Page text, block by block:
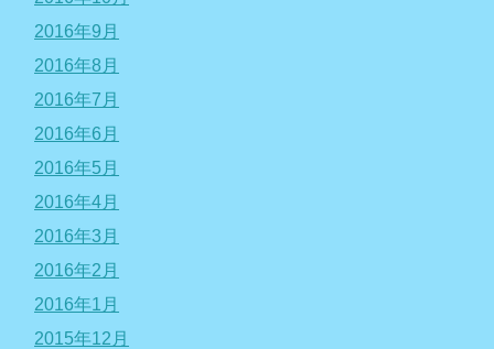
2016年9月
2016年8月
2016年7月
2016年6月
2016年5月
2016年4月
2016年3月
2016年2月
2016年1月
2015年12月